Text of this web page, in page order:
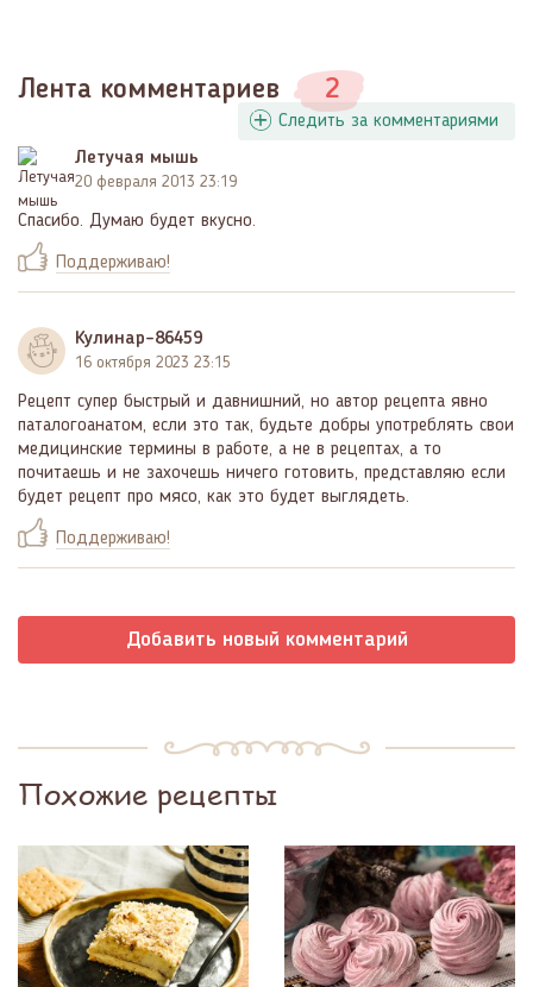
Лента комментариев 2
Следить за комментариями
Летучая мышь
20 февраля 2013 23:19
Спасибо. Думаю будет вкусно.
Поддерживаю!
Кулинар-86459
16 октября 2023 23:15
Рецепт супер быстрый и давнишний, но автор рецепта явно
паталогоанатом, если это так, будьте добры употреблять свои
медицинские термины в работе, а не в рецептах, а то
почитаешь и не захочешь ничего готовить, представляю если
будет рецепт про мясо, как это будет выглядеть.
Поддерживаю!
Добавить новый комментарий
Похожие рецепты